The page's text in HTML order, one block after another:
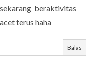
beraktivitas
terus haha
Balas